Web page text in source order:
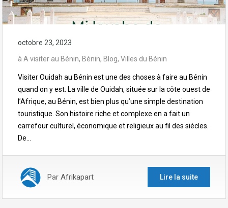
octobre 23, 2023
à A visiter au Bénin, Bénin, Blog, Villes du Bénin
Visiter Ouidah au Bénin est une des choses à faire au Bénin
quand on y est. La ville de Ouidah, située sur la côte ouest de
l’Afrique, au Bénin, est bien plus qu’une simple destination
touristique. Son histoire riche et complexe en a fait un
carrefour culturel, économique et religieux au fil des siècles.
De…
Par Afrikapart Lire la suite